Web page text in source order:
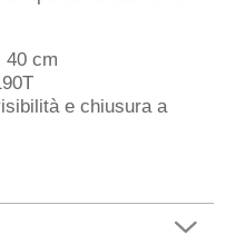
40 cm
e chiusura a